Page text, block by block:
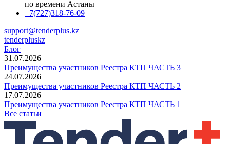
по времени Астаны
+7(727)318-76-09
support@tenderplus.kz
tenderpluskz
Блог
31.07.2026
Преимущества участников Реестра КТП ЧАСТЬ 3
24.07.2026
Преимущества участников Реестра КТП ЧАСТЬ 2
17.07.2026
Преимущества участников Реестра КТП ЧАСТЬ 1
Все статьи